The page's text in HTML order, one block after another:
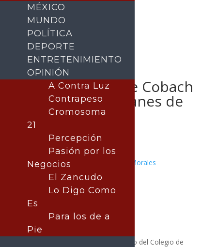
Firma alumno de Cobach
Sonora con Sultanes de
Monterrey
Publicado por:Juan Antonio Pérez Morales
DEPORTES
20 mayo, 2026
Jesús Airán Torres Gutiérrez, alumno del Colegio de
MÉXICO
MUNDO
POLÍTICA
DEPORTE
ENTRETENIMIENTO
OPINIÓN
A Contra Luz
Contrapeso
Cromosoma
21
Percepción
Pasión por los
Negocios
El Zancudo
Lo Digo Como
Es
Para los de a
Pie